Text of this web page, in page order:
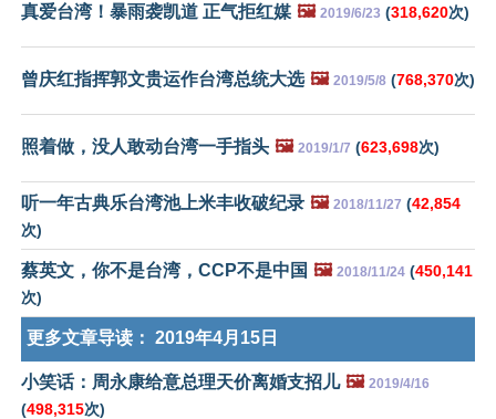
真爱台湾！暴雨袭凯道 正气拒红媒 🖼️ 2019/6/23 (318,620次)
曾庆红指挥郭文贵运作台湾总统大选 🖼️ 2019/5/8 (768,370次)
照着做，没人敢动台湾一手指头 🖼️ 2019/1/7 (623,698次)
听一年古典乐台湾池上米丰收破纪录 🖼️ 2018/11/27 (42,854
次)
蔡英文，你不是台湾，CCP不是中国 🖼️ 2018/11/24 (450,141
次)
更多文章导读： 2019年4月15日
小笑话：周永康给意总理天价离婚支招儿 🖼️ 2019/4/16
(498,315次)